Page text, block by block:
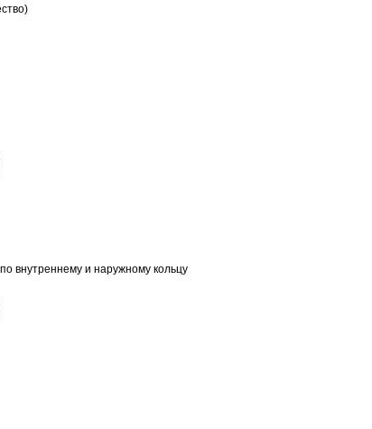
внутреннему и наружному кольцу